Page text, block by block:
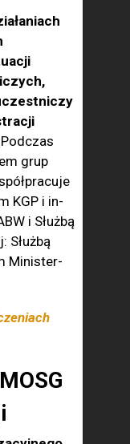
grup
KGP i in­
i Służ­bą
Służbą
Minister­